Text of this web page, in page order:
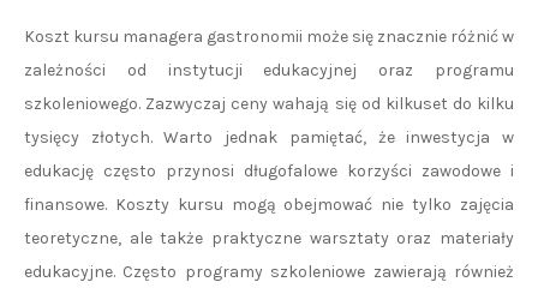
Koszt kursu managera gastronomii może się znacznie różnić w
zależności od instytucji edukacyjnej oraz programu
szkoleniowego. Zazwyczaj ceny wahają się od kilkuset do kilku
tysięcy złotych. Warto jednak pamiętać, że inwestycja w
edukację często przynosi długofalowe korzyści zawodowe i
finansowe. Koszty kursu mogą obejmować nie tylko zajęcia
teoretyczne, ale także praktyczne warsztaty oraz materiały
edukacyjne. Często programy szkoleniowe zawierają również